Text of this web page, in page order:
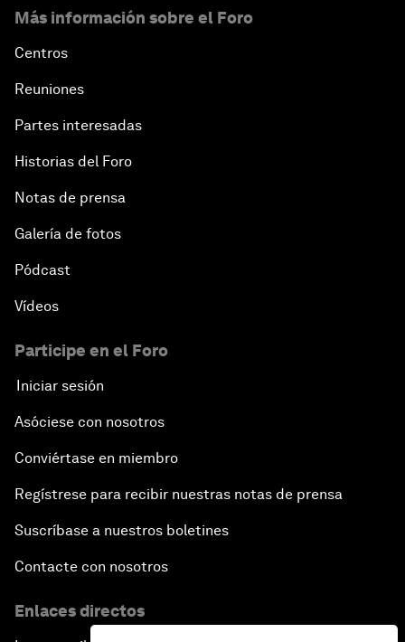
Más información sobre el Foro
Centros
Reuniones
Partes interesadas
Historias del Foro
Notas de prensa
Galería de fotos
Pódcast
Vídeos
Participe en el Foro
Iniciar sesión
Asóciese con nosotros
Conviértase en miembro
Regístrese para recibir nuestras notas de prensa
Suscríbase a nuestros boletines
Contacte con nosotros
Enlaces directos